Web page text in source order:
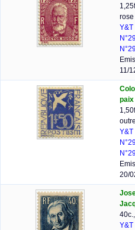
rose
Y&T
11/
paix
Y&T
20/
Y&T